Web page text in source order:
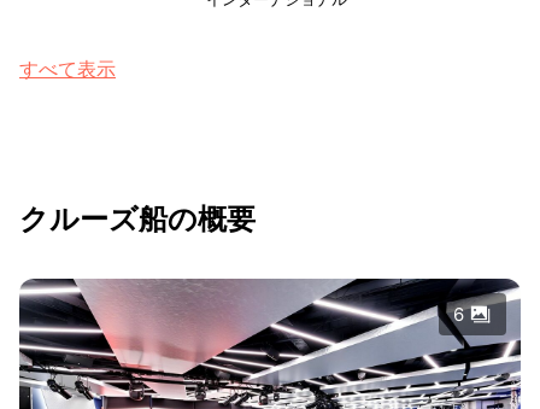
すべて表示
クルーズ船の概要
6